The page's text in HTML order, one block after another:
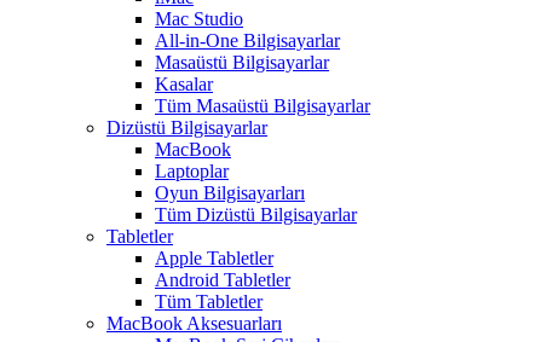
Mac Studio
All-in-One Bilgisayarlar
Masaüstü Bilgisayarlar
Kasalar
Tüm Masaüstü Bilgisayarlar
Dizüstü Bilgisayarlar
MacBook
Laptoplar
Oyun Bilgisayarları
Tüm Dizüstü Bilgisayarlar
Tabletler
Apple Tabletler
Android Tabletler
Tüm Tabletler
MacBook Aksesuarları